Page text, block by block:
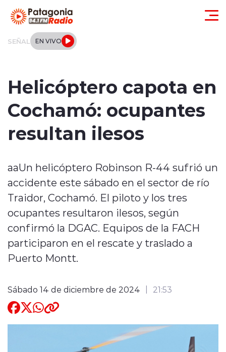
SEÑAL EN VIVO
Regionales
Internacional
Deportes
Entrevistas
Quienes Somos
Helicóptero capota en
Cochamó: ocupantes
resultan ilesos
aaUn helicóptero Robinson R-44 sufrió un
accidente este sábado en el sector de río
Traidor, Cochamó. El piloto y los tres
ocupantes resultaron ilesos, según
confirmó la DGAC. Equipos de la FACH
participaron en el rescate y traslado a
Puerto Montt.
Sábado 14 de diciembre de 2024 21:53